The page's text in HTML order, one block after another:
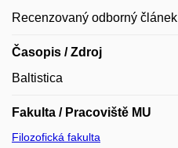
Recenzovaný odborný článek
Časopis / Zdroj
Baltistica
Fakulta / Pracoviště MU
Filozofická fakulta